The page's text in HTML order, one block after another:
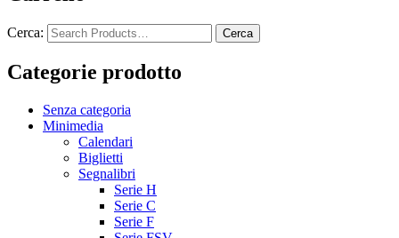
Cerca:
Categorie prodotto
Senza categoria
Minimedia
Calendari
Biglietti
Segnalibri
Serie H
Serie C
Serie F